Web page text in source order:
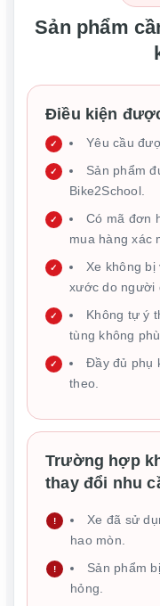
Sản phẩm
Điều kiện
Yêu cầu
Sản phẩm
Bike2School.
Có mã đơn
mua hàng xác
Xe không
xước do người
Không tự ý
tùng không
Đầy đủ phụ
theo.
Trường hợp
thay đổi nhu
Xe đã sử
hao mòn.
Sản phẩm
hỏng.